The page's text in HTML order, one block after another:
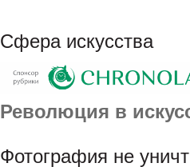
Сфера искусства
Революция в
Фотография не